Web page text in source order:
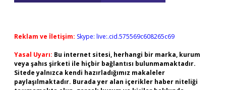
Reklam ve İletişim: Skype: live:.cid.575569c608265c69
Yasal Uyarı: Bu internet sitesi, herhangi bir marka, kurum
veya şahıs şirketi ile hiçbir bağlantısı bulunmamaktadır.
Sitede yalnızca kendi hazırladığımız makaleler
paylaşılmaktadır. Burada yer alan içerikler haber niteliği